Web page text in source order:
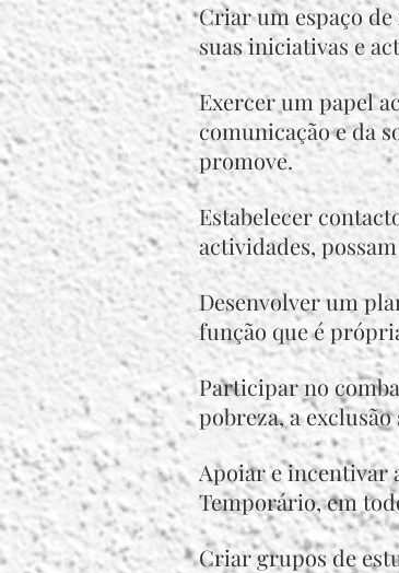
Criar um espaço
suas iniciativas e
Exercer um papel
comunicação e da
promove.
Estabelecer
actividades,
Desenvolver um
função que é
Participar no
pobreza, a
Apoiar e incentivar
Temporário, em
Criar grupos de